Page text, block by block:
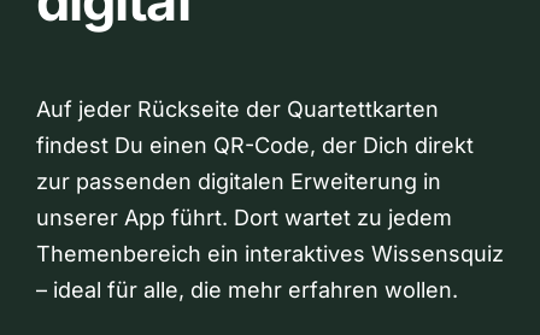
Auf jeder Rückseite der Quartettkarten
findest Du einen QR-Code, der Dich direkt
zur passenden digitalen Erweiterung in
unserer App führt. Dort wartet zu jedem
Themenbereich ein interaktives Wissensquiz
– ideal für alle, die mehr erfahren wollen.